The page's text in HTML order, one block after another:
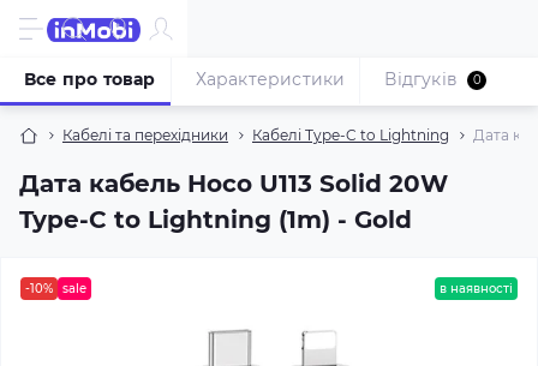
Кабелі та перехідники Кабелі Type-C to Lightning Дата
Дата кабель Hoco U113 Solid 20W
Type-C to Lightning (1m) - Gold
Все про товар Характеристики Відгуків 0
-10% sale в наявності